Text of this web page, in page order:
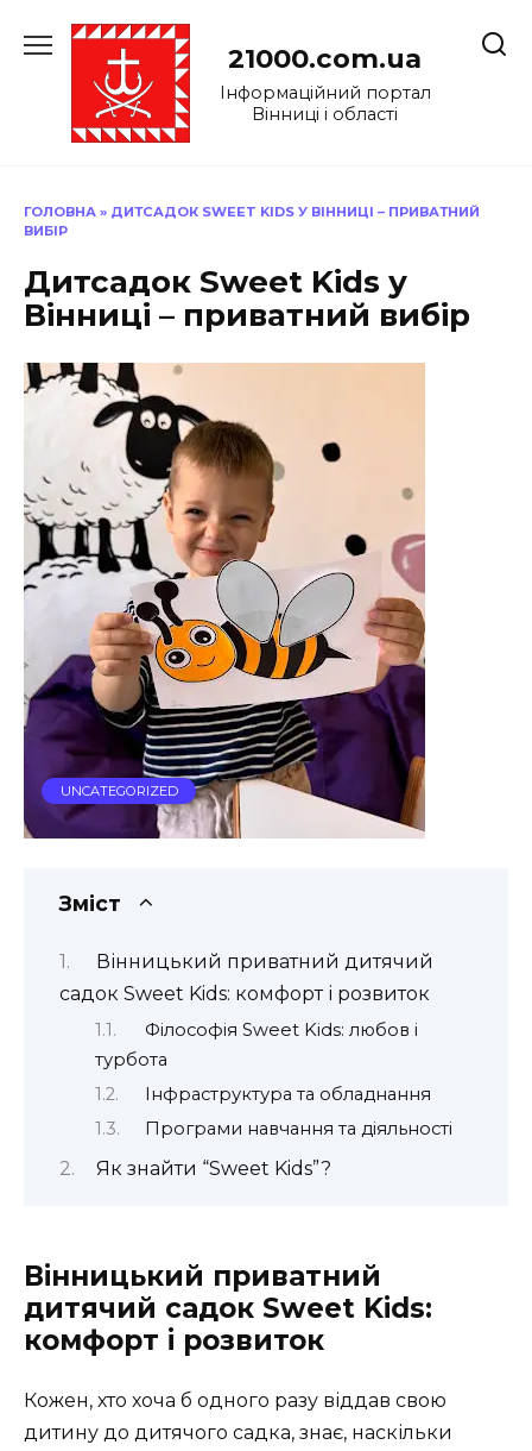
до
21000.com.ua
Інформаційний портал
Вінниці і області
ГОЛОВНА » ДИТСАДОК SWEET KIDS У ВІННИЦІ – ПРИВАТНИЙ
ВИБІР
Дитсадок Sweet Kids у
Вінниці – приватний вибір
UNCATEGORIZED
Зміст
Вінницький приватний дитячий
садок Sweet Kids: комфорт і розвиток
Філософія Sweet Kids: любов і
турбота
Інфраструктура та обладнання
Програми навчання та діяльності
Як знайти “Sweet Kids”?
Вінницький приватний
дитячий садок Sweet Kids:
комфорт і розвиток
Кожен, хто хоча б одного разу віддав свою
дитину до дитячого садка, знає, наскільки